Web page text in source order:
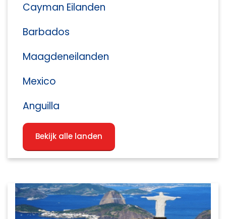
Cayman Eilanden
Barbados
Maagdeneilanden
Mexico
Anguilla
Bekijk alle landen